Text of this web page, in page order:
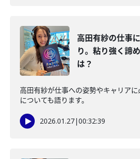
高田有紗の仕事
り。粘り強く諦
は？
高田有紗が仕事への姿勢やキャリアに
についても語ります。
2026.01.27|00:32:39